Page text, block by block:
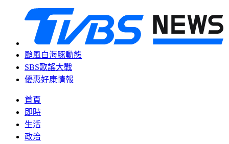
颱風白海豚動態
SBS歌謠大戰
優惠好康情報
首頁
即時
生活
政治